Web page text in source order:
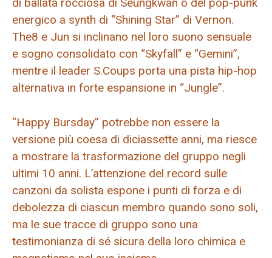
di ballata rocciosa di Seungkwan o del pop-punk
energico a synth di “Shining Star” di Vernon.
The8 e Jun si inclinano nel loro suono sensuale
e sogno consolidato con “Skyfall” e “Gemini”,
mentre il leader S.Coups porta una pista hip-hop
alternativa in forte espansione in “Jungle”.
“Happy Bursday” potrebbe non essere la
versione più coesa di diciassette anni, ma riesce
a mostrare la trasformazione del gruppo negli
ultimi 10 anni. L’attenzione del record sulle
canzoni da solista espone i punti di forza e di
debolezza di ciascun membro quando sono soli,
ma le sue tracce di gruppo sono una
testimonianza di sé sicura della loro chimica e